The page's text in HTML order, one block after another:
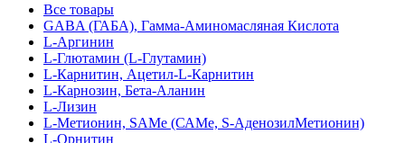
Все товары
GABA (ГАБА), Гамма-Аминомасляная Кислота
L-Аргинин
L-Глютамин (L-Глутамин)
L-Карнитин, Ацетил-L-Карнитин
L-Карнозин, Бета-Аланин
L-Лизин
L-Метионин, SAMe (САМе, S-АденозилМетионин)
L-Орнитин